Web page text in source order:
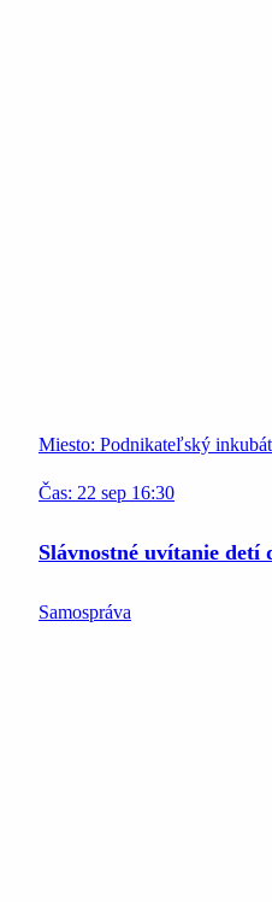
Miesto: Podnikateľský
Čas: 22 sep 16:30
Slávnostné uvítanie detí
Samospráva